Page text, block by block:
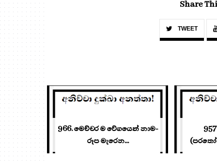
Share
TWEET
966. මෙච්චර ම වේගයෙන් නාම-
රූප මැරෙන...